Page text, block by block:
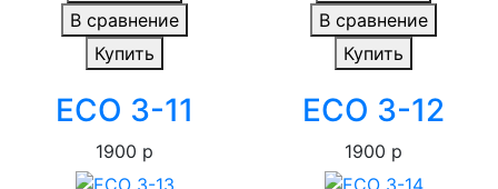
В сравнение
Купить
ECO 3-11
1900 р
В сравнение
Купить
ECO 3-12
1900 р